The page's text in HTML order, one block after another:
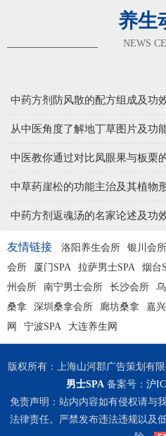
养生
NEWS
中药方剂防风散的配方组成及功
从中医角度了解地丁草图片及功
中医教你通过对比凤眼果与板栗
与作用
中草药崖松的功能主治及其植物
中药方剂返魂汤的名家论述及功
友情链接 洛阳养生会所 银川会所
会所
厦门SPA 拉萨男士SPA 烟台
州会所
南宁男士会所 长沙会所
桑拿
深圳桑拿会所 廊坊桑拿 嘉
网
宁波SPA 大连养生网
版权所有：上海山河郡广告策划有
男士SPA 备案号： 沪
免责声明：站内内容如有侵权请与
法律责任。严禁发布违法违规以及